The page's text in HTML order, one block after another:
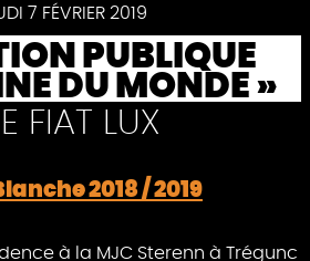
7 FÉVRIER 2019
PUBLIQUE
DU MONDE »
FIAT LUX
2018 / 2019
à la MJC Sterenn à Trégunc